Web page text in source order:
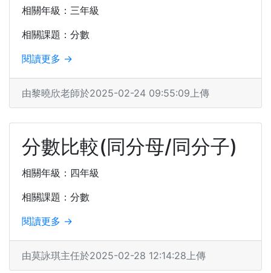
相關年級：三年級
相關課題：分數
閱讀更多 →
由黎曉欣老師於2025-02-24 09:55:09上傳
分數比較(同分母/同分子)
相關年級：四年級
相關課題：分數
閱讀更多 →
由莫詠琪主任於2025-02-28 12:14:28上傳